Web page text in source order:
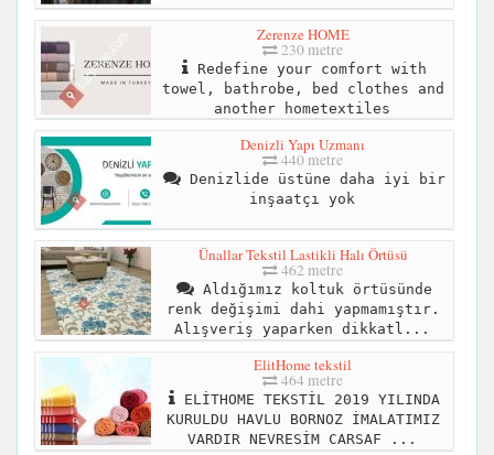
Zerenze HOME
230 metre
Redefine your comfort with
towel, bathrobe, bed clothes and
another hometextiles
Denizli Yapı Uzmanı
440 metre
Denizlide üstüne daha iyi bir
inşaatçı yok
Ünallar Tekstil Lastikli Halı Örtüsü
462 metre
Aldığımız koltuk örtüsünde
renk değişimi dahi yapmamıştır.
Alışveriş yaparken dikkatl...
ElitHome tekstil
464 metre
ELİTHOME TEKSTİL 2019 YILINDA
KURULDU HAVLU BORNOZ İMALATIMIZ
VARDIR NEVRESİM CARSAF ...